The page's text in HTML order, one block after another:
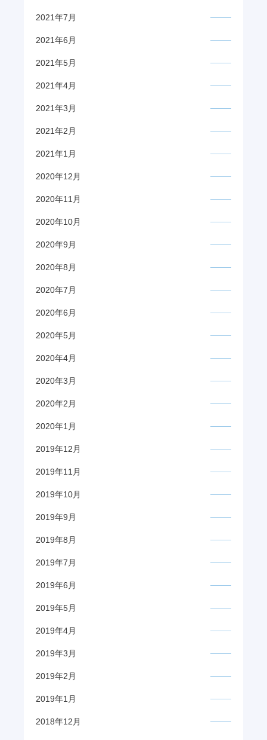
2021年7月
2021年6月
2021年5月
2021年4月
2021年3月
2021年2月
2021年1月
2020年12月
2020年11月
2020年10月
2020年9月
2020年8月
2020年7月
2020年6月
2020年5月
2020年4月
2020年3月
2020年2月
2020年1月
2019年12月
2019年11月
2019年10月
2019年9月
2019年8月
2019年7月
2019年6月
2019年5月
2019年4月
2019年3月
2019年2月
2019年1月
2018年12月